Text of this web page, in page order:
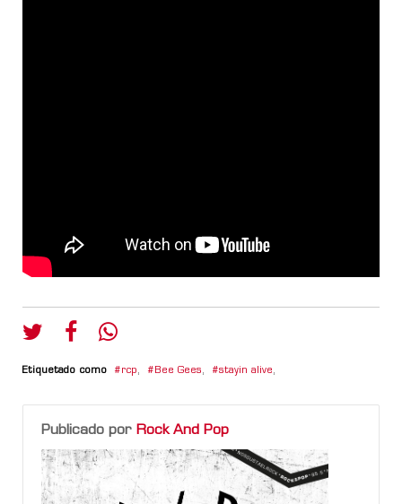
Etiquetado como rcp, Bee Gees, stayin alive,
Publicado por Rock And Pop